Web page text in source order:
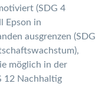
(SDG 4
Epson in
ausgrenzen (SDG
möglich in der
12 Nachhaltig